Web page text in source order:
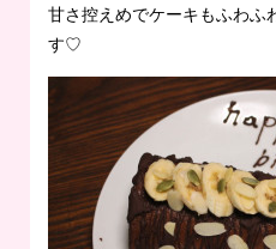
甘さ控えめでケーキもふわふ
す♡